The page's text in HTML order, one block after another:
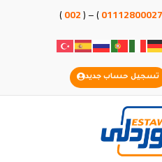
01112800027
) – (
002
)
تسجيل حساب جديد